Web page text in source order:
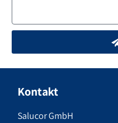
Kontakt
Salucor GmbH